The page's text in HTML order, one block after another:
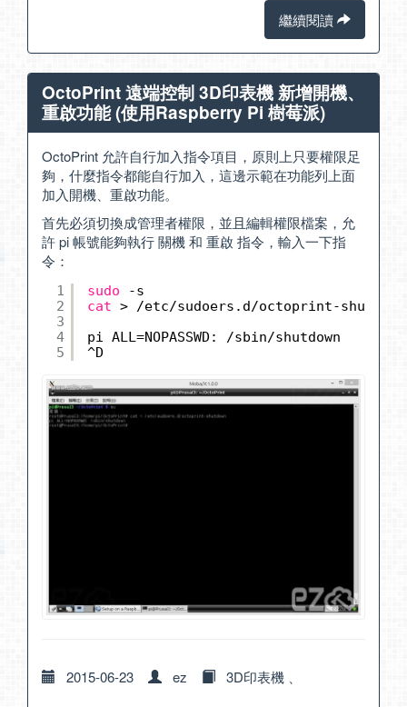
繼續閱讀
OctoPrint 遠端控制 3D印表機 新增開機、
重啟功能 (使用Raspberry Pi 樹莓派)
OctoPrint 允許自行加入指令項目，原則上只要權限足
夠，什麼指令都能自行加入，這邊示範在功能列上面
加入開機、重啟功能。
首先必須切換成管理者權限，並且編輯權限檔案，允
許 pi 帳號能夠執行 關機 和 重啟 指令，輸入一下指
令：
1
2
3
4
5
sudo
-s
cat > /etc/sudoers .d/octoprint-shutdown
pi ALL=NOPASSWD: /sbin/shutdown
^D
2015-06-23 ez 3D印表機